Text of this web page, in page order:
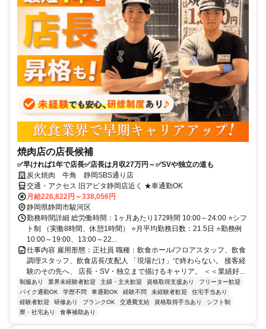
焼肉店の店長候補
✅早ければ1年で店長✅店長は月収27万円～✅SVや独立の道も
炭火焼肉 牛角 静岡SBS通り店
交通・アクセス 旧アピタ静岡店近く ★車通勤OK
月給226,822円～338,056円
静岡県静岡市駿河区
勤務時間詳細 総労働時間：1ヶ月あたり172時間 10:00～24:00 ⭐シフ
ト制 （実働8時間、休憩1時間） ⭐月平均勤務日数：21.5日 ⭐勤務例
10:00～19:00、13:00～22...
仕事内容 雇用形態：正社員 職種：飲食ホール/フロアスタッフ、飲食
調理スタッフ、飲食店長/支配人 「現場だけ」で終わらない。 接客経
験のその先へ、 店長・SV・独立まで描けるキャリア。 ＜＜業績好...
制服あり 業界未経験者歓迎 主婦・主夫歓迎 資格取得支援あり
フリーター歓迎
バイク通勤OK
学歴不問 車通勤OK 経験不問 未経験者歓迎
住宅手当あり
経験者歓迎
研修あり ブランクOK 交通費支給 資格取得手当あり
シフト制
寮・社宅あり
食事補助あり